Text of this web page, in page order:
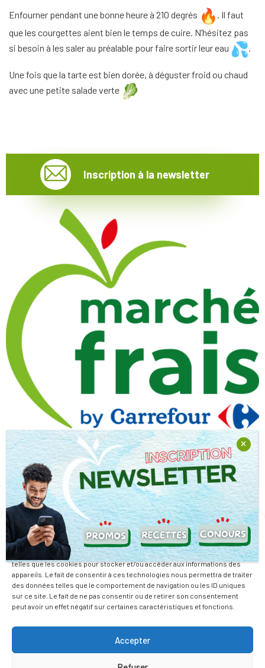
Gérer le consentement
Pour offrir les meilleures expériences, nous utilisons des technologies
telles que les cookies pour stocker et/ou accéder aux informations des
appareils. Le fait de consentir à ces technologies nous permettra de traiter
des données telles que le comportement de navigation ou les ID uniques
sur ce site. Le fait de ne pas consentir ou de retirer son consentement
peut avoir un effet négatif sur certaines caractéristiques et fonctions.
Accepter
Enfourner pendant une bonne heure à 210 degrés
. Il faut
que les courgettes aient bien le temps de cuire. N’hésitez pas
si besoin à les saler au préalable pour faire sortir leur eau
.
Une fois que la tarte est bien dorée, à déguster froid ou chaud
avec une petite salade verte
Inscription à la newsletter
Retouvez votre Supermarché
Retrouvez nous sur nos réseaux sociaux
Nous travaillons avec la passion de relever des défis pour vous
offrir la possibilité de mieux manger tout en dépensant moins.
En savoir plus
Mentions Légales
Actualité